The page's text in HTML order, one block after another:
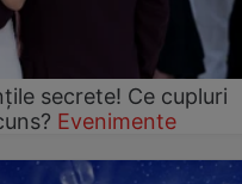
secrete! Ce cupluri
Evenimente